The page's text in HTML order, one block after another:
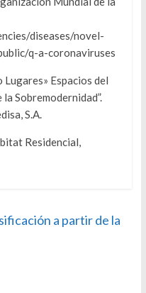
diseases/novel-
q-a-coronaviruses
Lugares» Espacios del
Sobremodernidad”.
S.A.
Residencial,
a partir de la